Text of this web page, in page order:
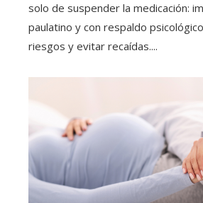
solo de suspender la medicación:
paulatino y con respaldo
riesgos y evitar recaídas....